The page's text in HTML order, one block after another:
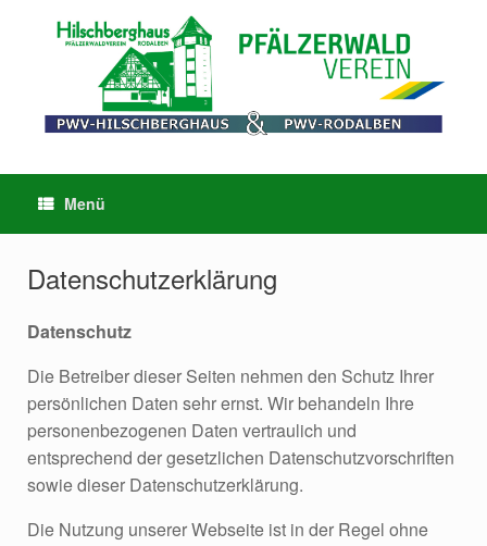
Menü
Datenschutzerklärung
Datenschutz
Die Betreiber dieser Seiten nehmen den Schutz Ihrer
persönlichen Daten sehr ernst. Wir behandeln Ihre
personenbezogenen Daten vertraulich und
entsprechend der gesetzlichen Datenschutzvorschriften
sowie dieser Datenschutzerklärung.
Die Nutzung unserer Webseite ist in der Regel ohne